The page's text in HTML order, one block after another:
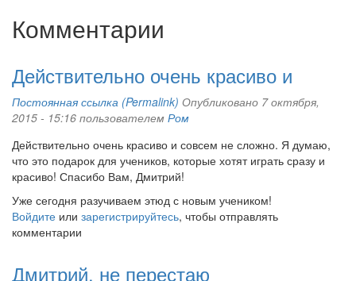
Комментарии
Действительно очень красиво и
Постоянная ссылка (Permalink) Опубликовано 7 октября,
2015 - 15:16 пользователем Ром
Действительно очень красиво и совсем не сложно. Я думаю,
что это подарок для учеников, которые хотят играть сразу и
красиво! Спасибо Вам, Дмитрий!
Уже сегодня разучиваем этюд с новым учеником!
Войдите или зарегистрируйтесь, чтобы отправлять
комментарии
Дмитрий, не перестаю